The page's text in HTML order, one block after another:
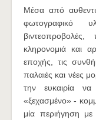
Μέσα από
φωτογραφικό
κληρονομιά και
εποχής, τις
παλαιές και νέες
την ευκαιρία
«ξεχασμένο» -
μία περιήγηση με